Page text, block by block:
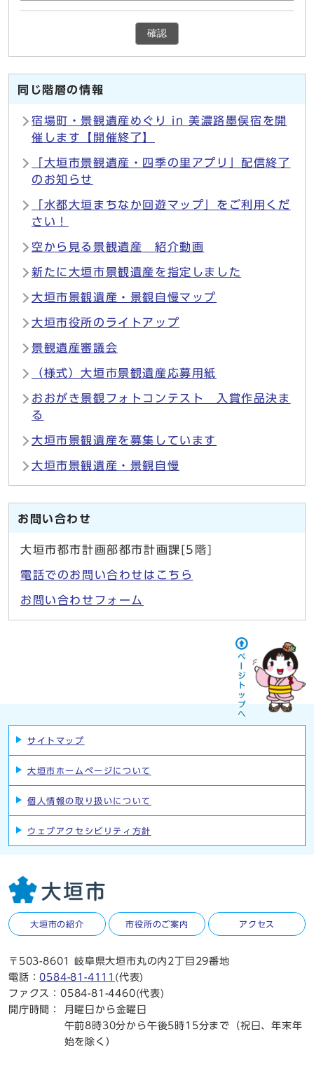
確認
同じ階層の情報
宿場町・景観遺産めぐり in 美濃路墨俣宿を開
催します【開催終了】
「大垣市景観遺産・四季の里アプリ」配信終了
のお知らせ
「水都大垣まちなか回遊マップ」をご利用くだ
さい！
空から見る景観遺産 紹介動画
新たに大垣市景観遺産を指定しました
大垣市景観遺産・景観自慢マップ
大垣市役所のライトアップ
景観遺産審議会
（様式）大垣市景観遺産応募用紙
おおがき景観フォトコンテスト 入賞作品決ま
る
大垣市景観遺産を募集しています
大垣市景観遺産・景観自慢
お問い合わせ
大垣市都市計画部都市計画課[5階]
電話でのお問い合わせはこちら
お問い合わせフォーム
サイトマップ
大垣市ホームページについて
個人情報の取り扱いについて
ウェブアクセシビリティ方針
大垣市の紹介 市役所のご案内 アクセス
〒503-8601 岐阜県大垣市丸の内2丁目29番地
電話：0584-81-4111 (代表)
ファクス：0584-81-4460(代表)
開庁時間：
月曜日から金曜日
午前8時30分から午後5時15分まで（祝日、年末年
始を除く）